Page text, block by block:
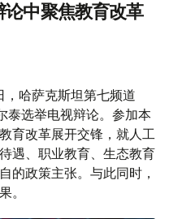
中聚焦教育改革
，哈萨克斯坦第七频道
泰选举电视辩论。参加本
育改革展开交锋，就人工
遇、职业教育、生态教育
的政策主张。与此同时，
。